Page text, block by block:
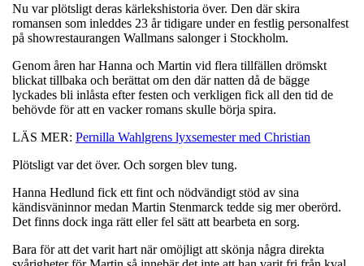
Nu var plötsligt deras kärlekshistoria över. Den där skira
romansen som inleddes 23 år tidigare under en festlig personalfest
på showrestaurangen Wallmans salonger i Stockholm.
Genom åren har Hanna och Martin vid flera tillfällen drömskt
blickat tillbaka och berättat om den där natten då de bägge
lyckades bli inlåsta efter festen och verkligen fick all den tid de
behövde för att en vacker romans skulle börja spira.
LÄS MER: Pernilla Wahlgrens lyxsemester med Christian
Plötsligt var det över. Och sorgen blev tung.
Hanna Hedlund fick ett fint och nödvändigt stöd av sina
kändisväninnor medan Martin Stenmarck tedde sig mer oberörd.
Det finns dock inga rätt eller fel sätt att bearbeta en sorg.
Bara för att det varit hart när omöjligt att skönja några direkta